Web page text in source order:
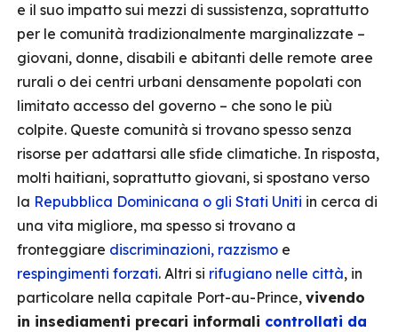
e il suo impatto sui mezzi di sussistenza, soprattutto
per le comunità tradizionalmente marginalizzate –
giovani, donne, disabili e abitanti delle remote aree
rurali o dei centri urbani densamente popolati con
limitato accesso del governo – che sono le più
colpite. Queste comunità si trovano spesso senza
risorse per adattarsi alle sfide climatiche. In risposta,
molti haitiani, soprattutto giovani, si spostano verso
la Repubblica Dominicana o gli Stati Uniti in cerca di
una vita migliore, ma spesso si trovano a
fronteggiare discriminazioni, razzismo e
respingimenti forzati. Altri si rifugiano nelle città, in
particolare nella capitale Port-au-Prince, vivendo
in insediamenti precari informali controllati da